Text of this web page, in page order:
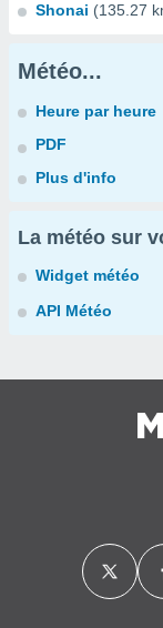
Shonai (135.27
Météo...
Heure par heure
PDF
Plus d'info
La météo sur
Widget météo
API Météo